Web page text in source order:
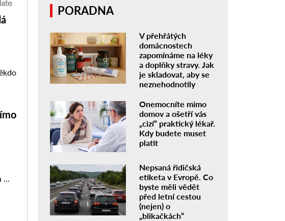
PORADNA
V přehřátých
domácnostech
zapomínáme na léky
a doplňky stravy. Jak
je skladovat, aby se
neznehodnotily
Onemocníte mimo
domov a ošetří vás
„cizí“ praktický lékař.
Kdy budete muset
platit
Nepsaná řidičská
etiketa v Evropě. Co
byste měli vědět
před letní cestou
(nejen) o
„blikačkách“